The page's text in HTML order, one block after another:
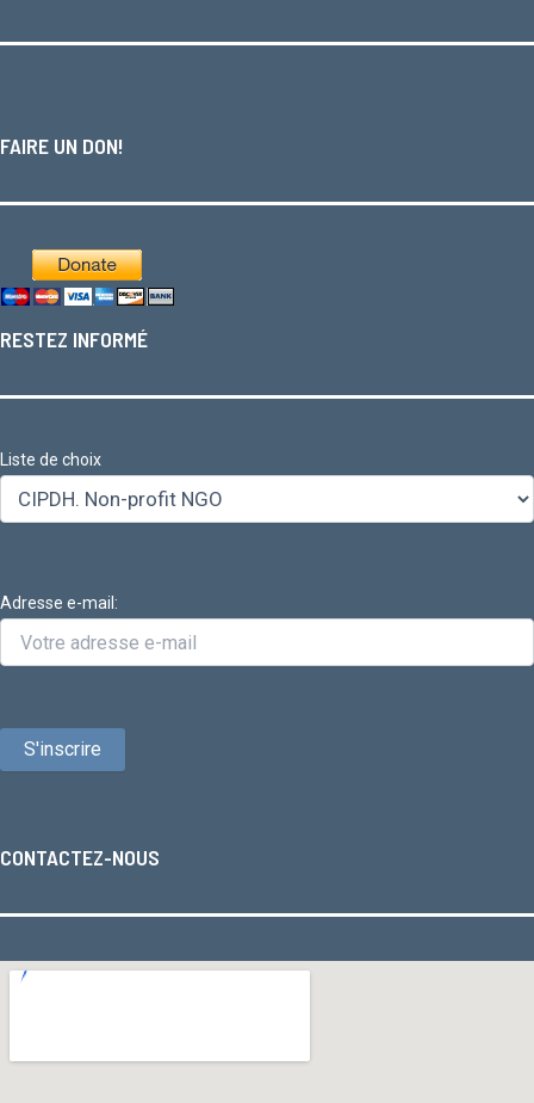
FAIRE UN DON!
RESTEZ INFORMÉ
Liste de choix
Adresse e-mail:
CONTACTEZ-NOUS